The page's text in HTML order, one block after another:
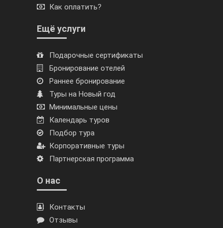
Как оплатить?
Ещё услуги
Подарочные сертификаты
Бронирование отелей
Раннее бронирование
Туры на Новый год
Минимальные цены
Календарь туров
Подбор тура
Корпоративные туры
Партнерская программа
О нас
Контакты
Отзывы